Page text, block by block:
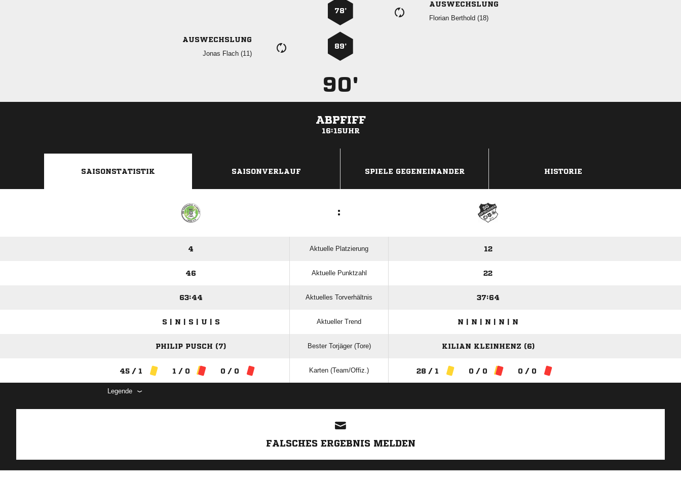
78’
AUSWECHSLUNG
  
AUSWECHSLUNG
  
89’
90'
ABPFIFF
16:15UHR
SAISONSTATISTIK SAISONVERLAUF SPIELE GEGENEINANDER HISTORIE
:
4 Aktuelle Platzierung 12
46 Aktuelle Punktzahl 22
63:44 Aktuelles Torverhältnis 37:64
S | N | S | U | S Aktueller Trend N | N | N | N | N
PHILIP PUSCH (7) Bester Torjäger (Tore) KILIAN KLEINHENZ (6)
45 / 1 1 / 0 0 / 0 Karten (Team/Offiz.) 28 / 1 0 / 0 0 / 0
Legende
FALSCHES ERGEBNIS MELDEN